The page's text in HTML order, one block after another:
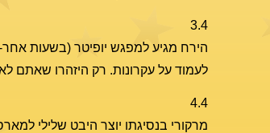
3.4
הירח מגיע למפגש יופיטר (בשעות אחר-
לעמוד על עקרונות. רק היזהרו שאתם
4.4
מרקורי בנסיגתו יוצר היבט שלילי